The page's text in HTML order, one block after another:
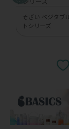
そざい ベジタブ
トシリーズ